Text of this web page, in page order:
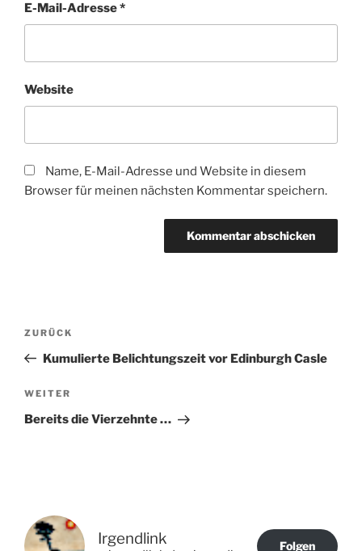
E-Mail-Adresse*
Website
Name, E-Mail-Adresse und Website in diesem
Browser für meinen nächsten Kommentar speichern.
Beitragsnavigation
Vorheriger
Beitrag
ZURÜCK
Kumulierte Belichtungszeit vor Edinburgh Casle
Nächster
Beitrag
WEITER
Bereits die Vierzehnte …
Irgendlink Folgen